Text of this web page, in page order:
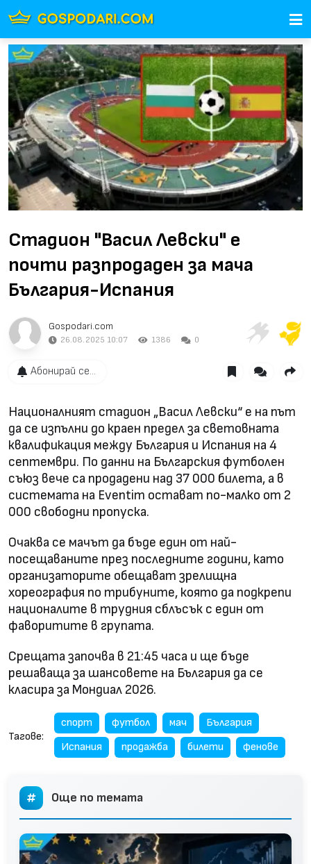
Стадион "Васил Левски" е
почти разпродаден за мача
България-Испания
Gospodari.com
26.08.2025 10:07 1386 0
Абонирай се...
Националният стадион „Васил Левски“ е на път
да се изпълни до краен предел за световната
квалификация между България и Испания на 4
септември. По данни на Българския футболен
съюз вече са продадени над 37 000 билета, а в
системата на Eventim остават по-малко от 2
000 свободни пропуска.
Очаква се мачът да бъде един от най-
посещаваните през последните години, като
организаторите обещават зрелищна
хореография по трибуните, която да подкрепи
националите в трудния сблъсък с един от
фаворитите в групата.
Срещата започва в 21:45 часа и ще бъде
решаваща за шансовете на България да се
класира за Мондиал 2026.
Тагове:
спорт футбол мач
България
Испания
продажба билети фенове
Още по темата